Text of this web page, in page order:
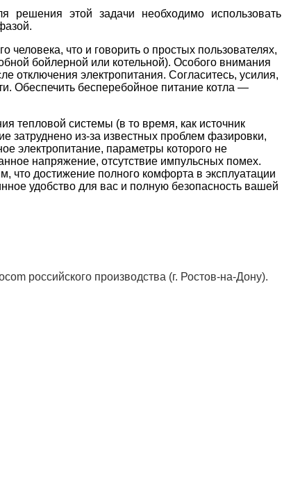
решения этой задачи необходимо использовать
человека, что и говорить о простых пользователях,
бойлерной или котельной). Особого внимания
отключения электропитания. Согласитесь, усилия,
Обеспечить бесперебойное питание котла —
тепловой системы (в то время, как источник
затруднено из-за известных проблем фазировки,
электропитание, параметры которого не
напряжение, отсутствие импульсных помех.
что достижение полного комфорта в эксплуатации
удобство для вас и полную безопасность вашей
российского производства (г. Ростов-на-Дону).